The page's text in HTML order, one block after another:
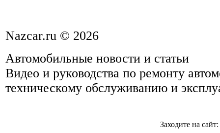
Nazcar.ru © 2026
Автомобильные новости и статьи
Видео и руководства по ремонту
техническому обслуживанию и
Заходите на сайт: